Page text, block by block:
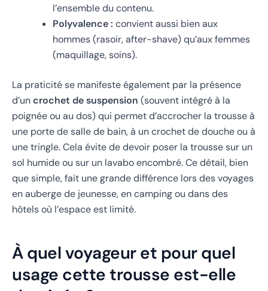
l’ensemble du contenu.
Polyvalence : convient aussi bien aux
hommes (rasoir, after-shave) qu’aux femmes
(maquillage, soins).
La praticité se manifeste également par la présence
d’uncrochet de suspension (souvent intégré à la
poignée ou au dos) qui permet d’accrocher la trousse à
une porte de salle de bain, à un crochet de douche ou à
une tringle. Cela évite de devoir poser la trousse sur un
sol humide ou sur un lavabo encombré. Ce détail, bien
que simple, fait une grande différence lors des voyages
en auberge de jeunesse, en camping ou dans des
hôtels où l’espace est limité.
À quel voyageur et pour quel
usage cette trousse est-elle